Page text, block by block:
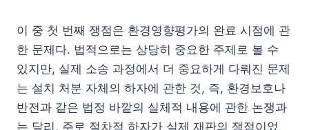
이 중 첫 번째 쟁점은 환경영향평가의 완료 시점에 관
한 문제다. 법적으로는 상당히 중요한 주제로 볼 수
있지만, 실제 소송 과정에서 더 중요하게 다뤄진 문제
는 설치 처분 자체의 하자에 관한 것, 즉, 환경보호나
반전과 같은 법정 바깥의 실체적 내용에 관한 논쟁과
는 달리, 주로 절차적 하자가 실제 재판의 쟁점이었